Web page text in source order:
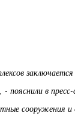
- пояснили в
сооружения